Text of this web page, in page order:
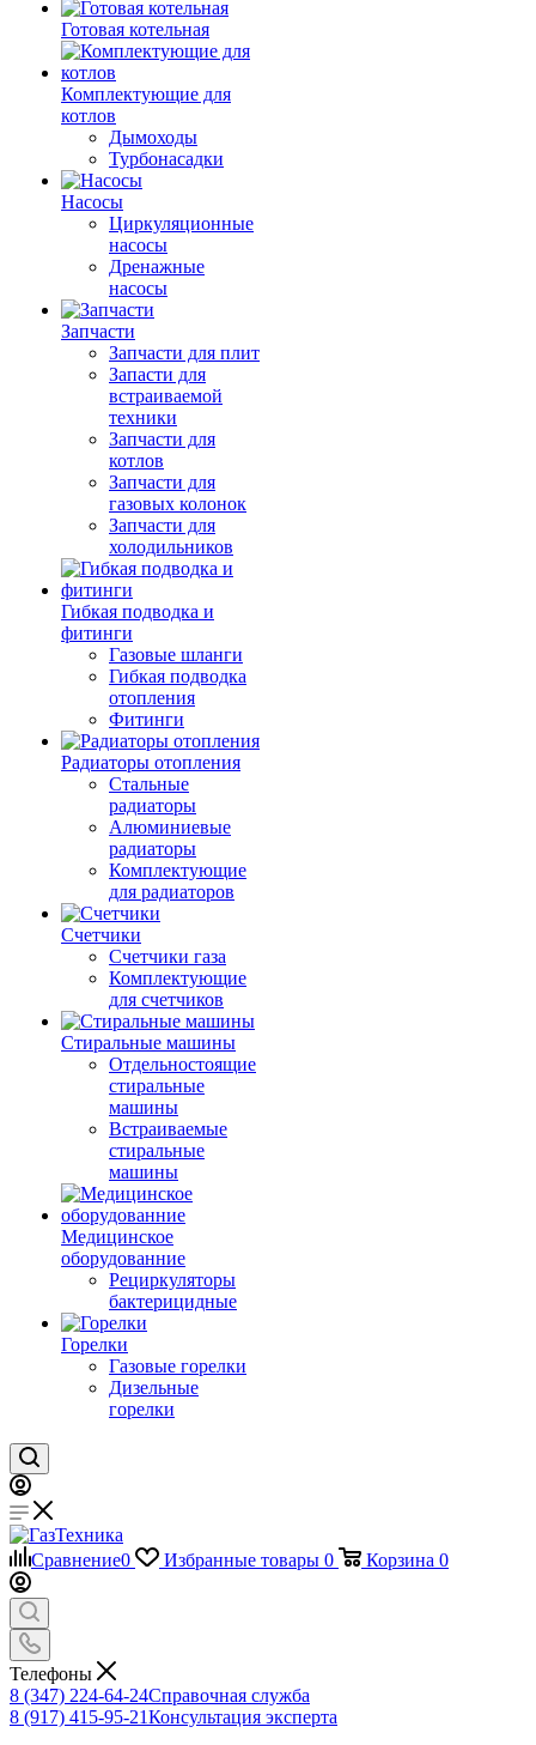
Готовая котельная
Комплектующие для
котлов
Дымоходы
Турбонасадки
Насосы
Циркуляционные
насосы
Дренажные
насосы
Запчасти
Запчасти для плит
Запасти для
встраиваемой
техники
Запчасти для
котлов
Запчасти для
газовых колонок
Запчасти для
холодильников
Гибкая подводка и
фитинги
Газовые шланги
Гибкая подводка
отопления
Фитинги
Радиаторы отопления
Стальные
радиаторы
Алюминиевые
радиаторы
Комплектующие
для радиаторов
Счетчики
Счетчики газа
Комплектующие
для счетчиков
Стиральные машины
Отдельностоящие
стиральные
машины
Встраиваемые
стиральные
машины
Медицинское
оборудованние
Рециркуляторы
бактерицидные
Горелки
Газовые горелки
Дизельные
горелки
Сравнение0 Избранные товары 0 Корзина 0
Телефоны
8 (347) 224-64-24Справочная служба
8 (917) 415-95-21Консультация эксперта